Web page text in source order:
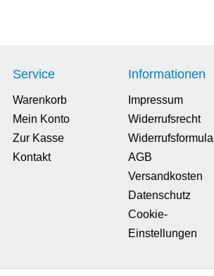
Service
Warenkorb
Mein Konto
Zur Kasse
Kontakt
Informationen
Impressum
Widerrufsrecht
AGB
Versandkosten
Datenschutz
Cookie-
Einstellungen